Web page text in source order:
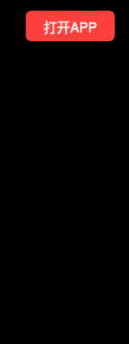
打开APP